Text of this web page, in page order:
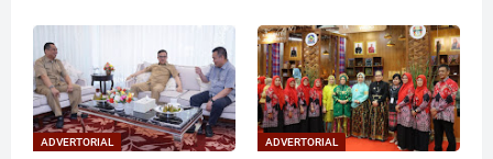
ADVERTORIAL ADVERTORIAL